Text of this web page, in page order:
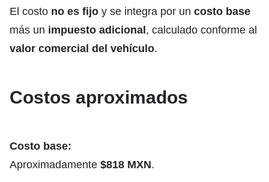
El costo no es fijo y se integra por un costo base
más un impuesto adicional, calculado conforme al
valor comercial del vehículo.
Costos aproximados
Costo base:
Aproximadamente $818 MXN.